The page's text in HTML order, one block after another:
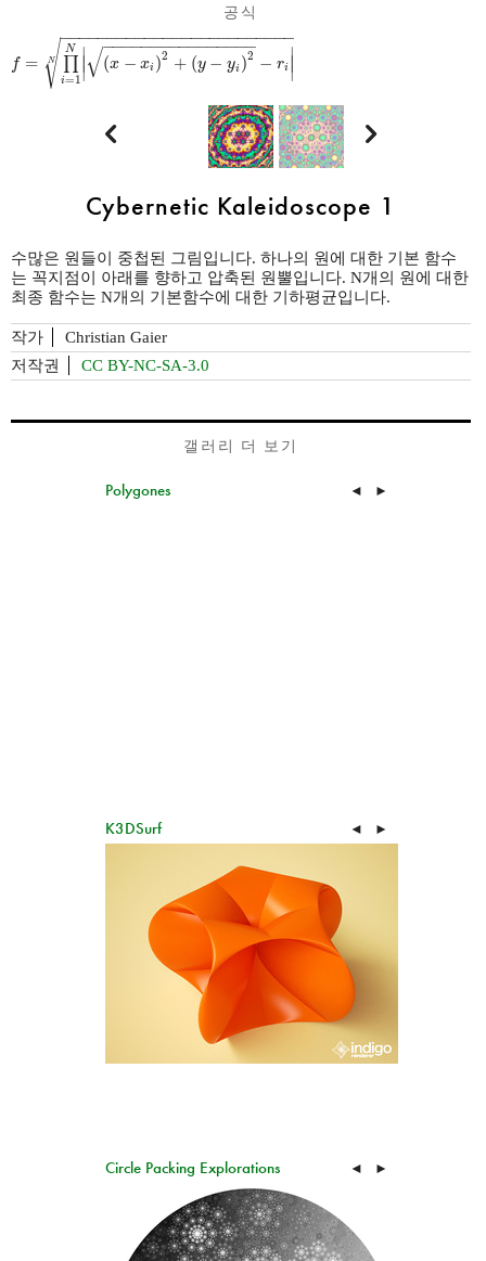
공식
f = ∏
i=1
N ∣
∣∣ (x −xi)2 +(y− yi)2
− −
−−−−−−−−−−−−−−
√ − ri∣
∣∣
− −
−−−−−−−−−−−−−−−−−−−−−−−
√
N
 
Cybernetic Kaleidoscope 1
수많은 원들이 중첩된 그림입니다. 하나의 원에 대한 기본 함수
는 꼭지점이 아래를 향하고 압축된 원뿔입니다. N개의 원에 대한
최종 함수는 N개의 기본함수에 대한 기하평균입니다.
작가 Christian Gaier
저작권 CC BY-NC-SA-3.0
갤러리 더 보기
Polygones ◄ ►
K3DSurf ◄ ►
Circle Packing Explorations ◄ ►